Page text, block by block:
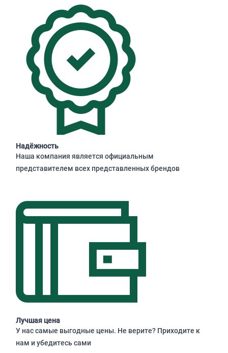
Надёжность
Наша компания является официальным
представителем всех представленных брендов
Лучшая цена
У нас самые выгодные цены. Не верите? Приходите к
нам и убедитесь сами